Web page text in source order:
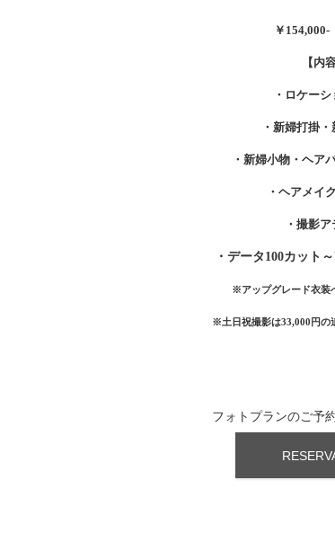
￥154,000-
【内
・ロケー
・新婦打掛
・新婦小物・ヘア
・ヘアメイ
・撮影
・データ100カット
※アップグレード衣装
※土日祝撮影は33,000円の
フォトプランのご予